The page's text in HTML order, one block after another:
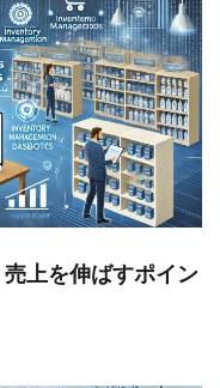
上を伸ばすポイン